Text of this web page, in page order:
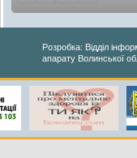
Розробка: Відділ
апарату Волинської